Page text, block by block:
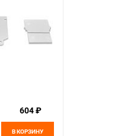
604 ₽
В КОРЗИНУ